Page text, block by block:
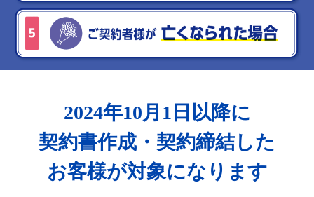
2024年10月1日以降に
契約書作成・ 契約締結した
お客様が対象になります